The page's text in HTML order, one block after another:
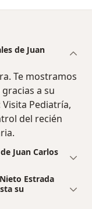
de Juan
Te mostramos
a su
Pediatría,
del recién
Juan Carlos
Estrada
su